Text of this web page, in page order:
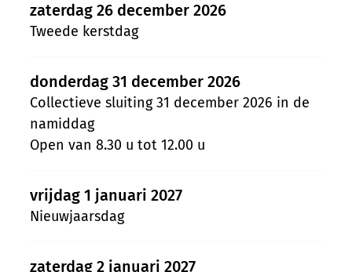
zaterdag 26 december 2026
Tweede kerstdag
donderdag 31 december 2026
Collectieve sluiting 31 december 2026 in de
namiddag
Open van 8.30 u tot 12.00 u
vrijdag 1 januari 2027
Nieuwjaarsdag
zaterdag 2 januari 2027